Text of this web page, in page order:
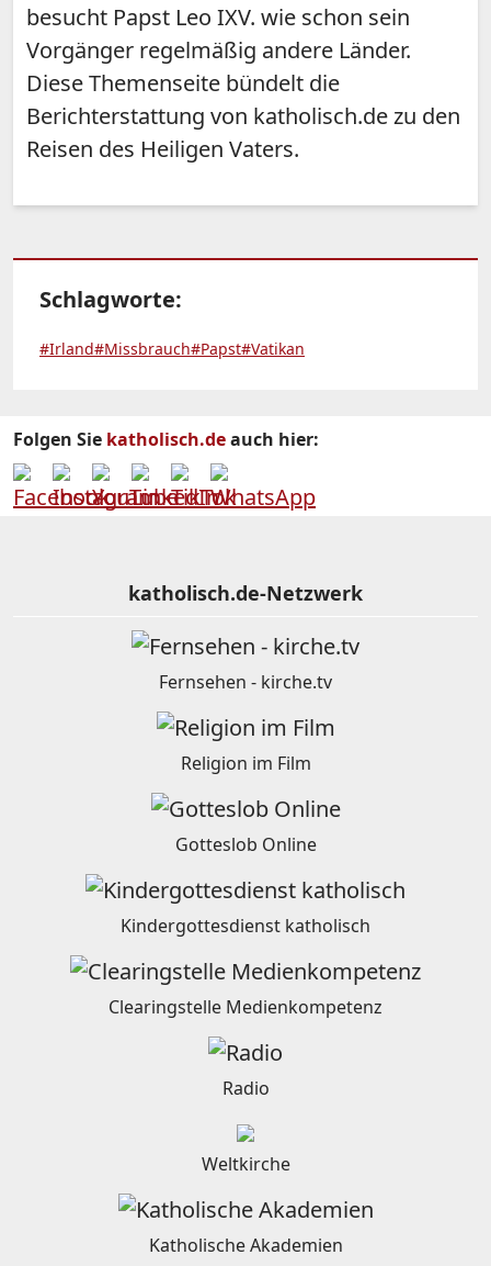
besucht Papst Leo IXV. wie schon sein
Vorgänger regelmäßig andere Länder.
Diese Themenseite bündelt die
Berichterstattung von katholisch.de zu den
Reisen des Heiligen Vaters.
Schlagworte:
#Irland#Missbrauch#Papst#Vatikan
Folgen Sie katholisch.deauch hier:
katholisch.de-Netzwerk
Fernsehen - kirche.tv
Religion im Film
Gotteslob Online
Kindergottesdienst katholisch
Clearingstelle Medienkompetenz
Radio
Weltkirche
Katholische Akademien